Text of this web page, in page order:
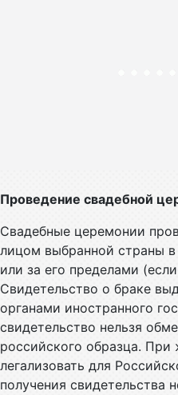
Проведение свадебной
Свадебные церемонии
лицом выбранной страны
или за его пределами
Свидетельство о браке
органами иностранного
свидетельство нельзя
российского образца.
легализовать для
получения свидетельства